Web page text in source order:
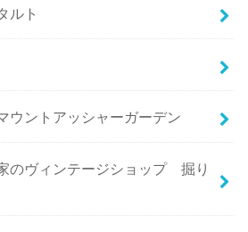
ルト
ウントアッシャーガーデン
のヴィンテージショップ 掘り